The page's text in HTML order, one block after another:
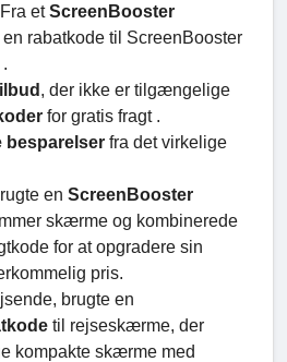
etScreenBooster
rabatkode til ScreenBooster
, der ikke er tilgængelige
for gratis fragt .
besparelser fra det virkelige
en ScreenBooster
skærme og kombinerede
for at opgradere sin
pris.
brugte en
til rejseskærme, der
kompakte skærme med